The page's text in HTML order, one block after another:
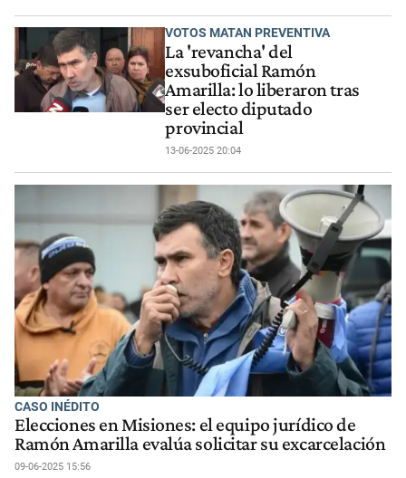
VOTOS MATAN PREVENTIVA
La 'revancha' del
exsuboficial Ramón
Amarilla: lo liberaron tras
ser electo diputado
provincial
13-06-2025 20:04
CASO INÉDITO
Elecciones en Misiones: el equipo jurídico de
Ramón Amarilla evalúa solicitar su excarcelación
09-06-2025 15:56